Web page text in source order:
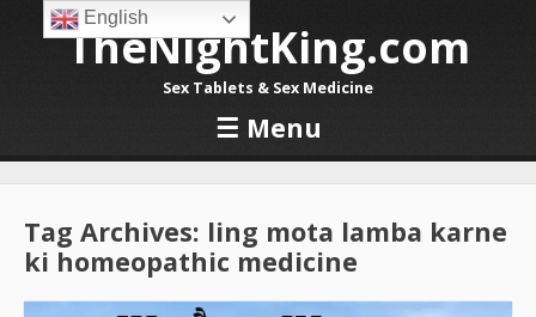
TheNightKing.com
Sex Tablets & Sex Medicine
☰ Menu
Skip to content
Tag Archives: ling mota lamba karne
ki homeopathic medicine
English